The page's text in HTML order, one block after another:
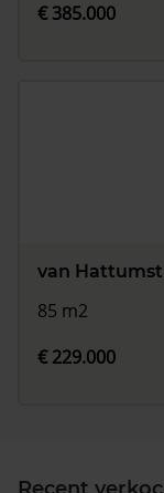
€ 385.000
van
85 m2
€ 229.000